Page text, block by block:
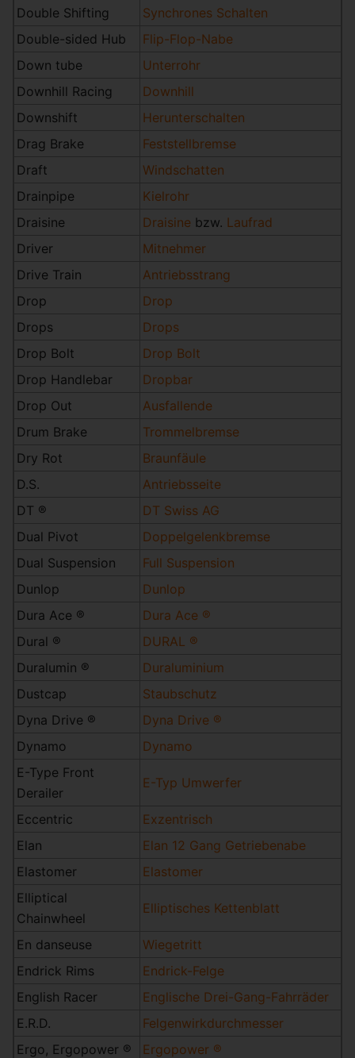
Double Shifting
Synchrones Schalten
Double-sided Hub
Flip-Flop-Nabe
Down tube
Unterrohr
Downhill Racing
Downhill
Downshift
Herunterschalten
Drag Brake
Feststellbremse
Draft
Windschatten
Drainpipe
Kielrohr
Draisine
Draisine bzw. Laufrad
Driver
Mitnehmer
Drive Train
Antriebsstrang
Drop
Drop
Drops
Drops
Drop Bolt
Drop Bolt
Drop Handlebar
Dropbar
Drop Out
Ausfallende
Drum Brake
Trommelbremse
Dry Rot
Braunfäule
D.S.
Antriebsseite
DT ®
DT Swiss AG
Dual Pivot
Doppelgelenkbremse
Dual Suspension
Full Suspension
Dunlop
Dunlop
Dura Ace ®
Dura Ace ®
Dural ®
DURAL ®
Duralumin ®
Duraluminium
Dustcap
Staubschutz
Dyna Drive ®
Dyna Drive ®
Dynamo
Dynamo
E-Type Front
Derailer
E-Typ Umwerfer
Eccentric
Exzentrisch
Elan
Elan 12 Gang Getriebenabe
Elastomer
Elastomer
Elliptical
Chainwheel
Elliptisches Kettenblatt
En danseuse
Wiegetritt
Endrick Rims
Endrick-Felge
English Racer
Englische Drei-Gang-Fahrräder
E.R.D.
Felgenwirkdurchmesser
Ergo, Ergopower ®
Ergopower ®